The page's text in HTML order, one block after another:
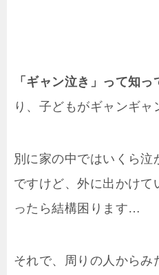
「ギャン泣き」って知
り、子どもがギャンギ
別に家の中ではいくら
ですけど、外に出かけて
ったら結構困ります…
それで、周りの人からみ